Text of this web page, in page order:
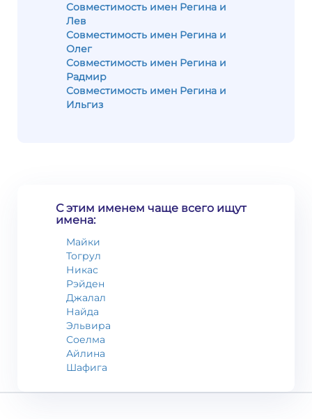
Совместимость имен Регина и
Лев
Совместимость имен Регина и
Олег
Совместимость имен Регина и
Радмир
Совместимость имен Регина и
Ильгиз
С этим именем чаще всего ищут
имена:
Майки
Тогрул
Никас
Рэйден
Джалал
Найда
Эльвира
Соелма
Айлина
Шафига